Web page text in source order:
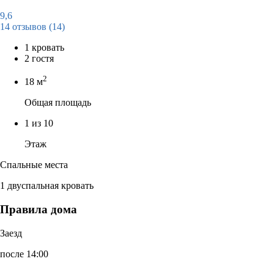
9,6
14 отзывов (14)
1 кровать
2 гостя
18 м2
Общая площадь
1 из 10
Этаж
Спальные места
1 двуспальная кровать
Правила дома
Заезд
после 14:00